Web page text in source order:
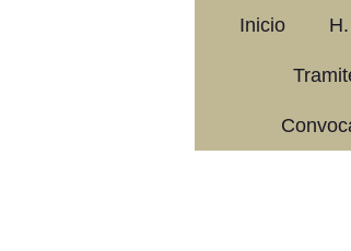
Inicio